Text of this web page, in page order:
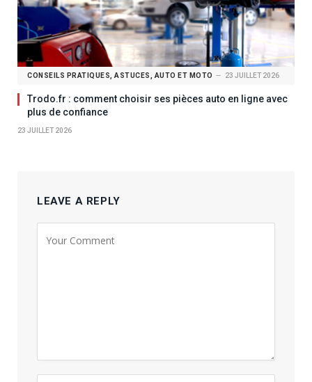
CONSEILS PRATIQUES, ASTUCES, AUTO ET MOTO 23 JUILLET 2026
Trodo.fr : comment choisir ses pièces auto en ligne avec
plus de confiance
23 JUILLET 2026
LEAVE A REPLY